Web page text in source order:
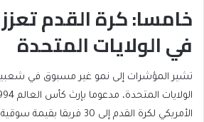
خامسا: كرة القدم
في الولايات المتحدة
تشير المؤشرات إلى نمو غير مسبوق في
الأمريكي لكرة القدم إلى 30 فريقا بقيمة سوقية تتجاوز 23 مليار دولار.